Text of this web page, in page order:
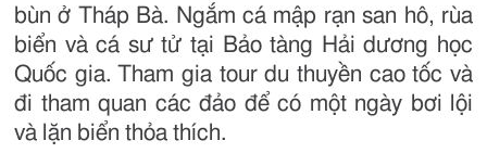
bùn ở Tháp Bà. Ngắm cá mập rạn san hô, rùa
biển và cá sư tử tại Bảo tàng Hải dương học
Quốc gia. Tham gia tour du thuyền cao tốc và
đi tham quan các đảo để có một ngày bơi lội
và lặn biển thỏa thích.